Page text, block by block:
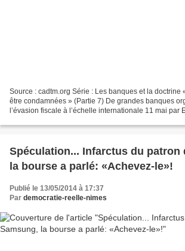
Source : cadtm.org Série : Les banques et la doctrine
être condamnées » (Partie 7) De grandes banques
l’évasion fiscale à l’échelle internationale 11 mai par
Spéculation... Infarctus du patron
la bourse a parlé: «Achevez-le»!
Publié le 13/05/2014 à 17:37
Par democratie-reelle-nimes